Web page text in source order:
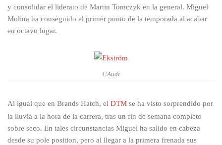
y consolidar el liderato de Martin Tomczyk en la general. Miguel
Molina ha conseguido el primer punto de la temporada al acabar
en octavo lugar.
©Audi
Al igual que en Brands Hatch, el DTM se ha visto sorprendido por
la lluvia a la hora de la carrera, tras un fin de semana completo
sobre seco. En tales circunstancias Miguel ha salido en cabeza
desde su pole position, pero al llegar a la primera frenada sus